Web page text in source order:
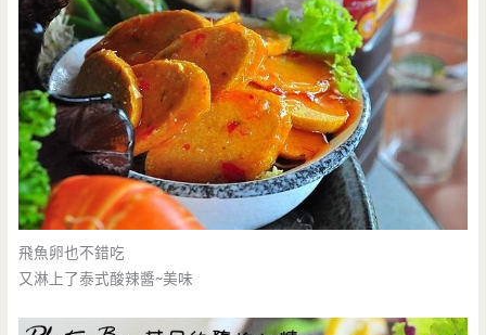
飛魚卵也不錯吃
又淋上了泰式酸辣醬~美味